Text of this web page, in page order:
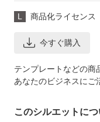
L 商品化ライセンス
今すぐ購入
テンプレートなどの商
あなたのビジネスにご
このシルエットにつ